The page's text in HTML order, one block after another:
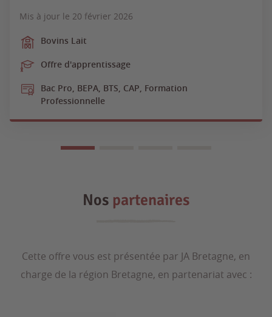
Mis à jour le 20 février 2026
Bovins Lait
Offre d'apprentissage
Bac Pro, BEPA, BTS, CAP, Formation
Professionnelle
Nos partenaires
Cette offre vous est présentée par JA Bretagne, en
charge de la région Bretagne, en partenariat avec :